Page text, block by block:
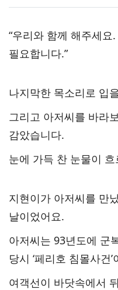
“우리와 함께 해주세요
필요합니다.”
나지막한 목소리로 입
그리고 아저씨를 바라
감았습니다.
눈에 가득 찬 눈물이
지현이가 아저씨를 만
날이었어요.
아저씨는 93년도에 군
당시 ‘페리호 침몰사건
여객선이 바닷속에서